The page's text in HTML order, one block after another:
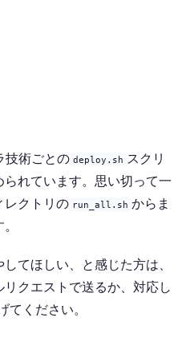
技術ごとの deploy.sh スクリ
れています。思い切って一
レクトリの run_all.sh からま
てほしい、と感じた方は、
クエストで送るか、対応し
ください。